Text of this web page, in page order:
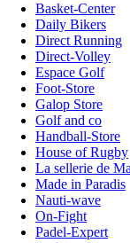
Basket-Center
Daily Bikers
Direct Running
Direct-Volley
Espace Golf
Foot-Store
Galop Store
Golf and co
Handball-Store
House of Rugby
La sellerie de
Made in Paradis
Nauti-wave
On-Fight
Padel-Expert